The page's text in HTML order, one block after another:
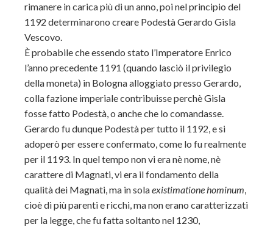
rimanere in carica più di un anno, poi nel principio del
1192 determinarono creare Podestà Gerardo Gisla
Vescovo.
È probabile che essendo stato l’Imperatore Enrico
l’anno precedente 1191 (quando lasciò il privilegio
della moneta) in Bologna alloggiato presso Gerardo,
colla fazione imperiale contribuisse perchè Gisla
fosse fatto Podestà, o anche che lo comandasse.
Gerardo fu dunque Podestà per tutto il 1192, e si
adoperò per essere confermato, come lo fu realmente
per il 1193. In quel tempo non vi era nè nome, nè
carattere di Magnati, vi era ilfondamento della
qualità dei Magnati, ma in solaexistimatione hominum,
cioè di più parenti e ricchi, ma non erano caratterizzati
per la legge, che fu fatta soltanto nel 1230,